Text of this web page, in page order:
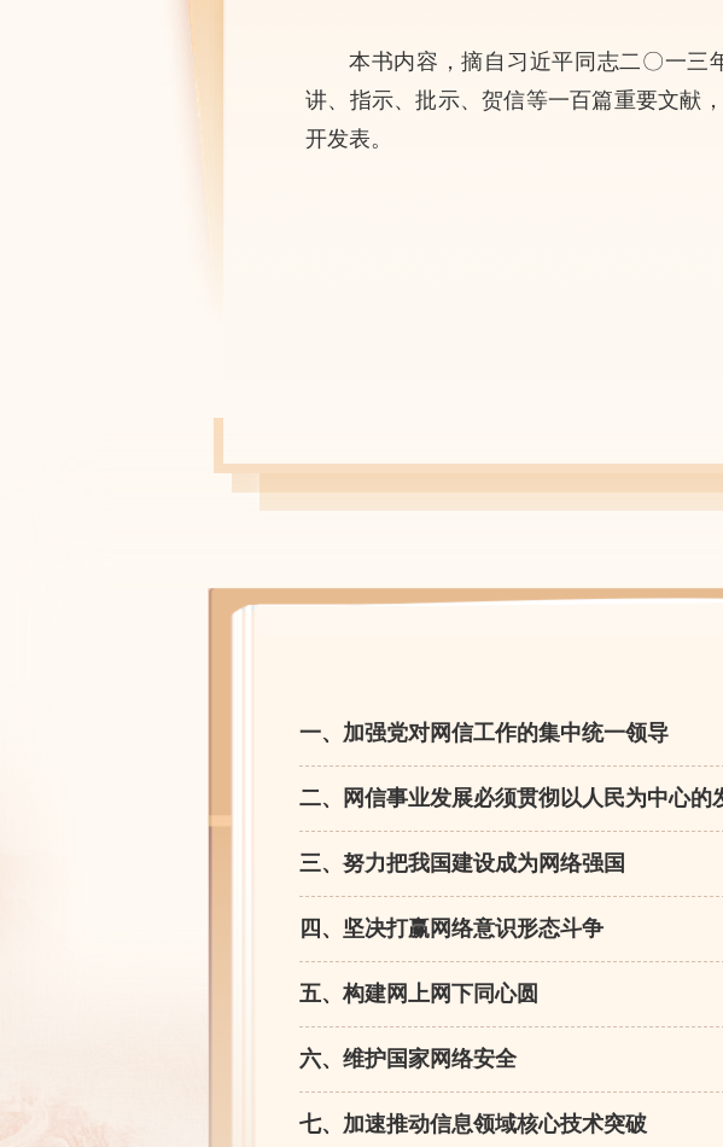
本书内容，摘自习近平同志二〇一三
讲、指示、批示、贺信等一百篇重要文献
开发表。
一、加强党对网信工作的集中统一领导
二、网信事业发展必须贯彻以人民为中心的
三、努力把我国建设成为网络强国
四、坚决打赢网络意识形态斗争
五、构建网上网下同心圆
六、维护国家网络安全
七、加速推动信息领域核心技术突破